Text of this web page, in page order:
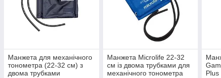
Манжета для механічного
тонометра (22-32 см) з
двома трубками
Манжета Microlife 22-32
см із двома трубками для
механічного тонометра